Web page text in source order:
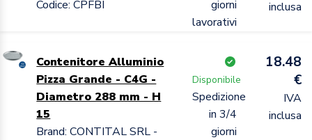
Codice: CPFBI
giorni
lavorativi
inclusa
Contenitore Alluminio
Pizza Grande - C4G -
Diametro 288 mm - H
15
Brand: CONTITAL SRL -
Disponibile
Spedizione
in 3/4
giorni
18.48
€
IVA
inclusa